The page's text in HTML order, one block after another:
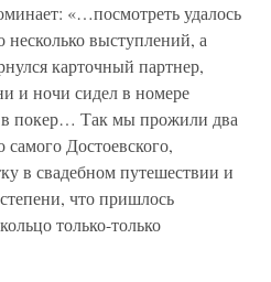
«…посмотреть удалось
выступлений, а
карточный партнер,
и ночи сидел в номере
покер… Так мы прожили два
Достоевского,
в свадебном путешествии и
что пришлось
только-только